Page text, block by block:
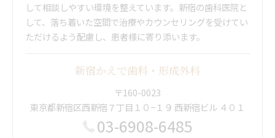
して相談しやすい環境を整えています。新宿の歯科医院と
して、落ち着いた空間で治療やカウンセリングを受けてい
ただけるよう配慮し、患者様に寄り添います。
新宿かえで歯科・形成外科
〒160-0023
東京都新宿区西新宿７丁目１０−１９ 西新宿ビル ４０１
03-6908-6485